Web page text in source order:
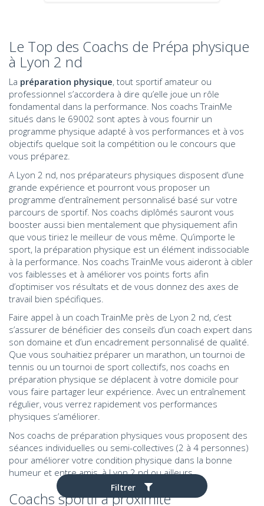
Filtrer
Le Top des Coachs de Prépa physique
à Lyon 2 nd
La préparation physique, tout sportif amateur ou
professionnel s’accordera à dire qu’elle joue un rôle
fondamental dans la performance. Nos coachs TrainMe
situés dans le 69002 sont aptes à vous fournir un
programme physique adapté à vos performances et à vos
objectifs quelque soit la compétition ou le concours que
vous préparez.
A Lyon 2 nd, nos préparateurs physiques disposent d’une
grande expérience et pourront vous proposer un
programme d’entraînement personnalisé basé sur votre
parcours de sportif. Nos coachs diplômés sauront vous
booster aussi bien mentalement que physiquement afin
que vous tiriez le meilleur de vous même. Qu’importe le
sport, la préparation physique est un élément indissociable
à la performance. Nos coachs TrainMe vous aideront à cibler
vos faiblesses et à améliorer vos points forts afin
d’optimiser vos résultats et de vous donnez des axes de
travail bien spécifiques.
Faire appel à un coach TrainMe près de Lyon 2 nd, c’est
s’assurer de bénéficier des conseils d’un coach expert dans
son domaine et d’un encadrement personnalisé de qualité.
Que vous souhaitiez préparer un marathon, un tournoi de
tennis ou un tournoi de sport collectifs, nos coachs en
préparation physique se déplacent à votre domicile pour
vous faire partager leur expérience. Avec un entraînement
régulier, vous verrez rapidement vos performances
physiques s’améliorer.
Nos coachs de préparation physiques vous proposent des
séances individuelles ou semi-collectives (2 à 4 personnes)
pour améliorer votre condition physique dans la bonne
humeur et entre amis, à Lyon 2 nd ou ailleurs.
Coachs sportif à proximité